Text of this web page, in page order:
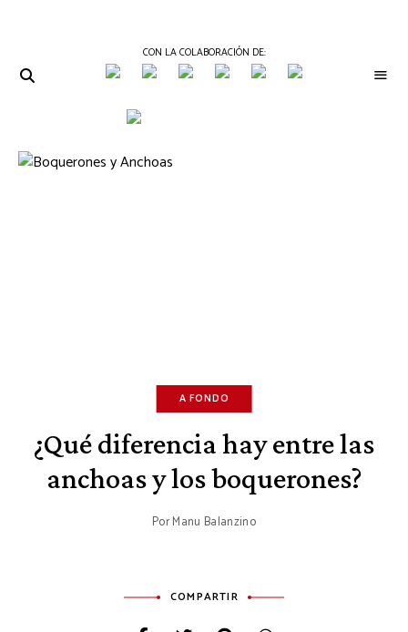
CON LA COLABORACIÓN DE:
GOURMET
JOURNAL
Periódico
Gastronomía
A FONDO
¿Qué diferencia hay entre las
anchoas y los boquerones?
PorManu Balanzino
COMPARTIR